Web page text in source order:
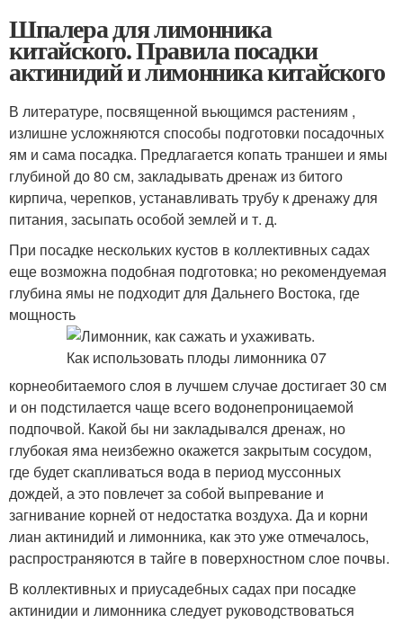
Шпалера для лимонника
китайского. Правила посадки
актинидий и лимонника китайского
В литературе, посвященной вьющимся растениям ,
излишне усложняются способы подготовки посадочных
ям и сама посадка. Предлагается копать траншеи и ямы
глубиной до 80 см, закладывать дренаж из битого
кирпича, черепков, устанавливать трубу к дренажу для
питания, засыпать особой землей и т. д.
При посадке нескольких кустов в коллективных садах
еще возможна подобная подготовка; но рекомендуемая
глубина ямы не подходит для Дальнего Востока, где
мощность
корнеобитаемого слоя в лучшем случае достигает 30 см
и он подстилается чаще всего водонепроницаемой
подпочвой. Какой бы ни закладывался дренаж, но
глубокая яма неизбежно окажется закрытым сосудом,
где будет скапливаться вода в период муссонных
дождей, а это повлечет за собой выпревание и
загнивание корней от недостатка воздуха. Да и корни
лиан актинидий и лимонника, как это уже отмечалось,
распространяются в тайге в поверхностном слое почвы.
В коллективных и приусадебных садах при посадке
актинидии и лимонника следует руководствоваться